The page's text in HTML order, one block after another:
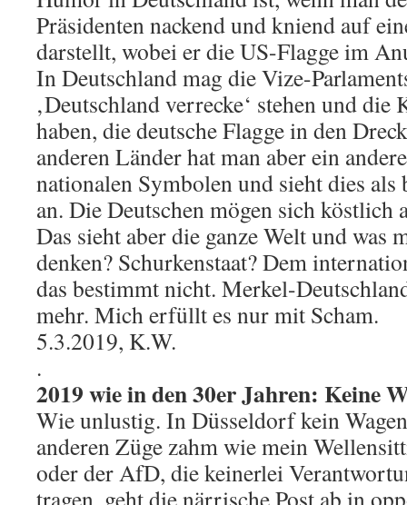
Präsidenten nackend und kniend auf
darstellt, wobei er die US-Flagge im
In Deutschland mag die Vize-
‚Deutschland verrecke‘ stehen und die
haben, die deutsche Flagge in den
anderen Länder hat man aber ein
nationalen Symbolen und sieht dies
an. Die Deutschen mögen sich köstlich
Das sieht aber die ganze Welt und was
denken? Schurkenstaat? Dem
das bestimmt nicht. Merkel-
mehr. Mich erfüllt es nur mit Scham.
5.3.2019, K.W.
.
2019 wie in den 30er Jahren: Keine
Wie unlustig. In Düsseldorf kein
anderen Züge zahm wie mein
oder der AfD, die keinerlei
tragen, geht die närrische Post ab in